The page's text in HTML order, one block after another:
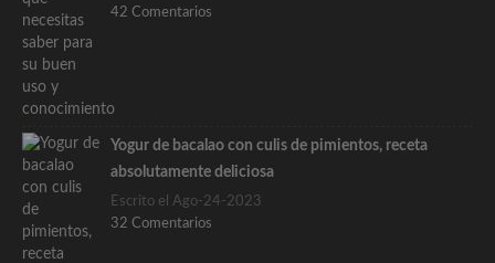
42 Comentarios
Yogur de bacalao con culis de pimientos, receta
absolutamente deliciosa
Escrito el Ago-24-2023
32 Comentarios